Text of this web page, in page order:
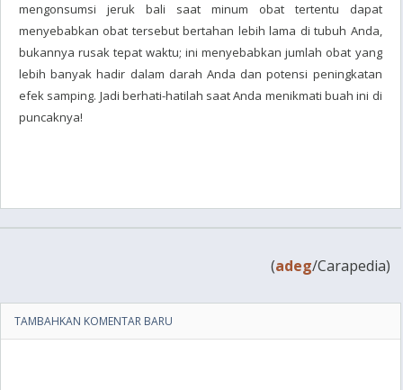
mengonsumsi jeruk bali saat minum obat tertentu dapat
menyebabkan obat tersebut bertahan lebih lama di tubuh Anda,
bukannya rusak tepat waktu; ini menyebabkan jumlah obat yang
lebih banyak hadir dalam darah Anda dan potensi peningkatan
efek samping. Jadi berhati-hatilah saat Anda menikmati buah ini di
puncaknya!
(adeg/Carapedia)
TAMBAHKAN KOMENTAR BARU